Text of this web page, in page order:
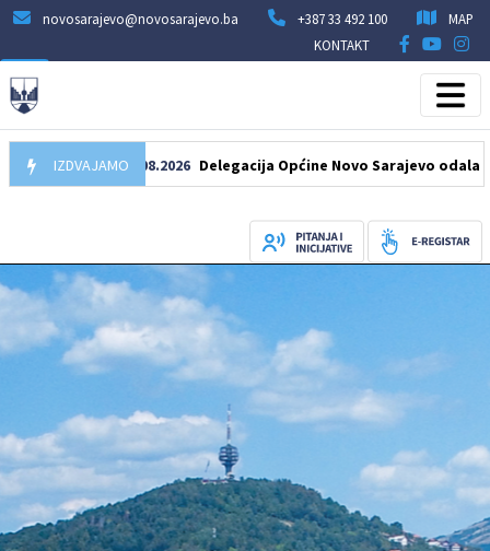
novosarajevo@novosarajevo.ba +387 33 492 100
MAP
KONTAKT
IZDVAJAMO
07.08.2026 Delegacija Općine Novo Sarajevo odala